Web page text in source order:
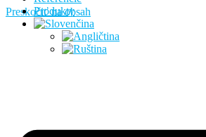
Preskočiť na obsah
Produkty